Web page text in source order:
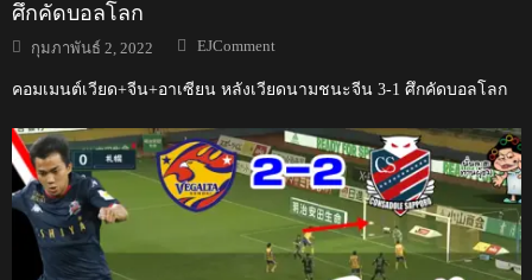
ศึกคัดบอลโลก
Posted
on
กุมภาพันธ์ 2, 2022 Author
EJComment
คอมเมนต์เวียด+จีน+อาเซียน หลังเวียดนามชนะจีน 3-1 ศึกคัดบอลโลก